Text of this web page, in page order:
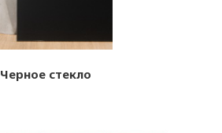
Черное стекло